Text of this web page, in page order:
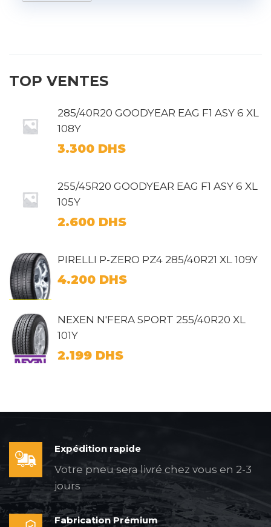
TOP VENTES
285/40R20 GOODYEAR EAG F1 ASY 6 XL
108Y
3.300 DHS
255/45R20 GOODYEAR EAG F1 ASY 6 XL
105Y
2.600 DHS
PIRELLI P-ZERO PZ4 285/40R21 XL 109Y
4.200 DHS
NEXEN N'FERA SPORT 255/40R20 XL
101Y
2.199 DHS
Expédition rapide
Votre pneu sera livré chez vous en 2-3
jours
Fabrication Prémium